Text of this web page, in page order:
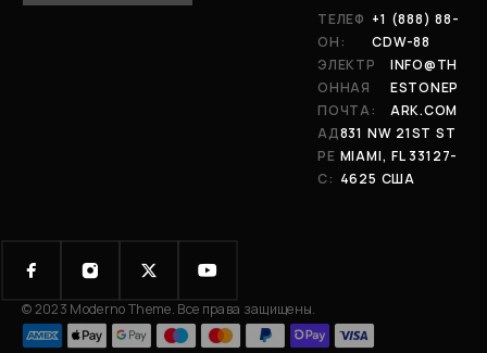
ТЕЛЕФ
ОН:
+1 (888) 88-
CDW-88
ЭЛЕКТР
ОННАЯ
ПОЧТА:
INFO@TH
ESTONEP
ARK.COM
АД
РЕ
С:
831 NW 21ST ST
MIAMI, FL 33127-
4625 США
© 2023 Moderno Theme. Все права защищены.